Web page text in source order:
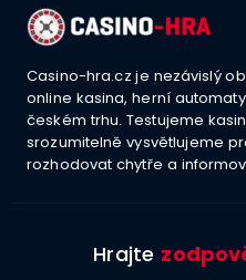
Casino-hra.cz je nezávislý
online kasina, herní
českém trhu. Testujeme
srozumitelně vysvětlujeme
rozhodovat chytře a
Hrajte